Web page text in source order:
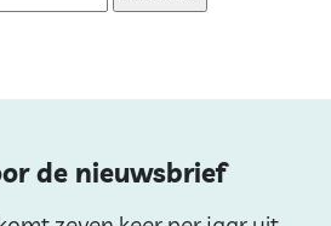
de nieuwsbrief